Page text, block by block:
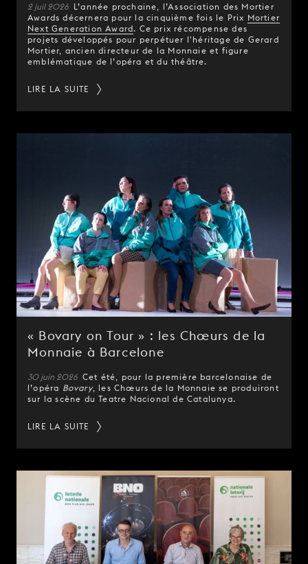
2 juil 2026 L’année prochaine, l’Association des Mortier
Awards décernera pour la cinquième fois le Prix Mortier
Next Generation Award. Ce prix récompense des
projets développés pour perpétuer l'héritage de Gerard
Mortier, ancien directeur de la Monnaie et figure
emblématique de l’opéra et du théâtre.
LIRE LA SUITE
« Bovary on Tour » : les Chœurs de la
Monnaie à Barcelone
30 juin 2026 Cet été, pour la première barcelonaise de
l’opéra Bovary, les Chœurs de la Monnaie se produiront
sur la scène du Teatre Nacional de Catalunya.
LIRE LA SUITE